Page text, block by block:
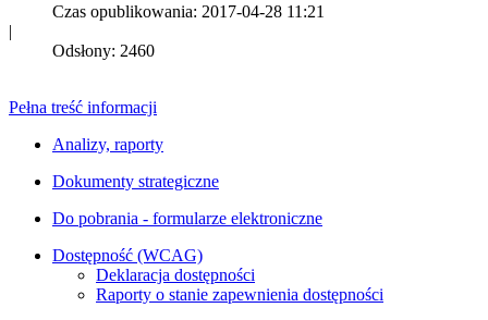
Czas opublikowania: 2017-04-28 11:21
|
Odsłony: 2460
Pełna treść informacji
Analizy, raporty
Dokumenty strategiczne
Do pobrania - formularze elektroniczne
Dostępność (WCAG)
Deklaracja dostępności
Raporty o stanie zapewnienia dostępności